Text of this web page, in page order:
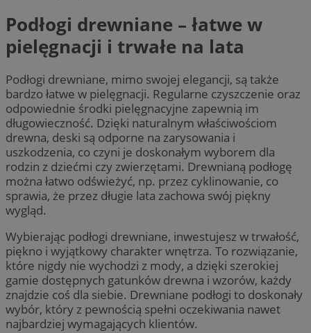
Podłogi drewniane – łatwe w
pielęgnacji i trwałe na lata
Podłogi drewniane, mimo swojej elegancji, są także
bardzo łatwe w pielęgnacji. Regularne czyszczenie oraz
odpowiednie środki pielęgnacyjne zapewnią im
długowieczność. Dzięki naturalnym właściwościom
drewna, deski są odporne na zarysowania i
uszkodzenia, co czyni je doskonałym wyborem dla
rodzin z dziećmi czy zwierzętami. Drewnianą podłogę
można łatwo odświeżyć, np. przez cyklinowanie, co
sprawia, że przez długie lata zachowa swój piękny
wygląd.
Wybierając podłogi drewniane, inwestujesz w trwałość,
piękno i wyjątkowy charakter wnętrza. To rozwiązanie,
które nigdy nie wychodzi z mody, a dzięki szerokiej
gamie dostępnych gatunków drewna i wzorów, każdy
znajdzie coś dla siebie. Drewniane podłogi to doskonały
wybór, który z pewnością spełni oczekiwania nawet
najbardziej wymagających klientów.